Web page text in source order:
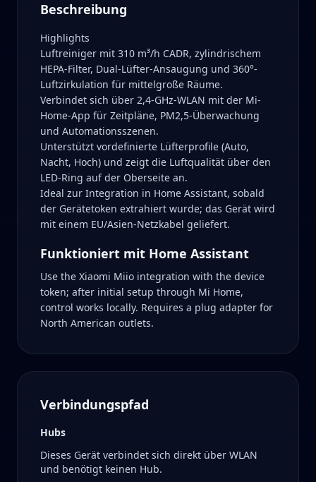
Beschreibung
Highlights
Luftreiniger mit 310 m³/h CADR, zylindrischem
HEPA-Filter, Dual-Lüfter-Ansaugung und 360°-
Luftzirkulation für mittelgroße Räume.
Verbindet sich über 2,4-GHz-WLAN mit der Mi-
Home-App für Zeitpläne, PM2,5-Überwachung
und Automationsszenen.
Unterstützt vordefinierte Lüfterprofile (Auto,
Nacht, Hoch) und zeigt die Luftqualität über den
LED-Ring auf der Oberseite an.
Ideal zur Integration in Home Assistant, sobald
der Gerätetoken extrahiert wurde; das Gerät wird
mit einem EU/Asien-Netzkabel geliefert.
Funktioniert mit Home Assistant
Use the Xiaomi Miio integration with the device
token; after initial setup through Mi Home,
control works locally. Requires a plug adapter for
North American outlets.
Verbindungspfad
Hubs
Dieses Gerät verbindet sich direkt über WLAN
und benötigt keinen Hub.